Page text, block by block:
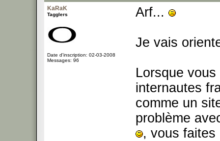
KaRaK
Tagglers
Date d'inscription: 02-03-2008
Messages: 96
Arf...
Je vais
Lorsque
internautes
comme un
problème
, vous faites